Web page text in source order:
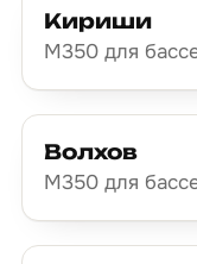
Кириши
М350 для
Волхов
М350 для